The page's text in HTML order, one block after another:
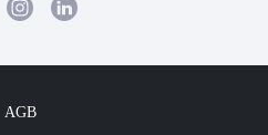
AGB